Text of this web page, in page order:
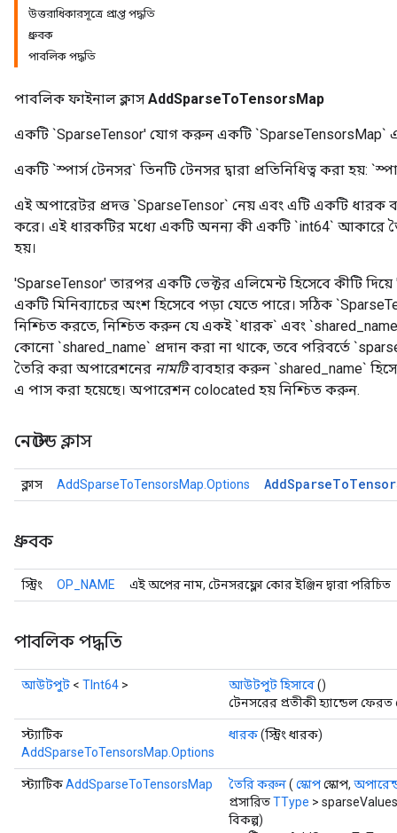
উত্তরাধিকারসূত্রে প্রাপ্ত পদ্ধতি
ধ্রুবক
পাবলিক পদ্ধতি
পাবলিক ফাইনাল ক্লাস AddSparseToTensorsMap
একটি `SparseTensor' যোগ করুন একটি `SparseTensorsMap`
একটি `স্পার্স টেনসর` তিনটি টেনসর দ্বারা প্রতিনিধিত্ব করা হয়:
এই অপারেটর প্রদত্ত `SparseTensor` নেয় এবং এটি একটি ধারক
করে। এই ধারকটির মধ্যে একটি অনন্য কী একটি `int64` আকারে
হয়।
'SparseTensor' তারপর একটি ভেক্টর এলিমেন্ট হিসেবে কীটি
একটি মিনিব্যাচের অংশ হিসেবে পড়া যেতে পারে। সঠিক
নিশ্চিত করতে, নিশ্চিত করুন যে একই `ধারক` এবং
কোনো `shared_name` প্রদান করা না থাকে, তবে পরিবর্তে
তৈরি করা অপারেশনের নামটিব্যবহার করুন `shared_name`
এ পাস করা হয়েছে। অপারেশন colocated হয় নিশ্চিত করুন.
নেস্টেড ক্লাস
ক্লাস AddSparseToTensorsMap.Options AddSparseTo
ধ্রুবক
স্ট্রিং OP_NAME এই অপের নাম, টেনসরফ্লো কোর ইঞ্জিন দ্বারা পরিচিত
পাবলিক পদ্ধতি
আউটপুট < TInt64 > আউটপুট হিসাবে()
টেনসরের প্রতীকী হ্যান্ডেল ফেরত
স্ট্যাটিক
AddSparseToTensorsMap.Options
ধারক(স্ট্রিং ধারক)
স্ট্যাটিকAddSparseToTensorsMap তৈরি করুন( স্কোপস্কোপ,
প্রসারিতTType >
বিকল্প)